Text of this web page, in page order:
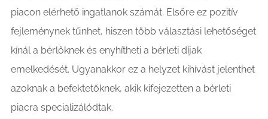
piacon elérhető ingatlanok számát. Elsőre ez pozitív
fejleménynek tűnhet, hiszen több választási lehetőséget
kínál a bérlőknek és enyhítheti a bérleti díjak
emelkedését. Ugyanakkor ez a helyzet kihívást jelenthet
azoknak a befektetőknek, akik kifejezetten a bérleti
piacra specializálódtak.